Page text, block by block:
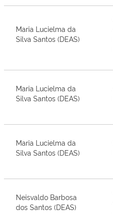
Maria Lucielma da
Silva Santos (DEAS)
Maria Lucielma da
Silva Santos (DEAS)
Maria Lucielma da
Silva Santos (DEAS)
Neisvaldo Barbosa
dos Santos (DEAS)